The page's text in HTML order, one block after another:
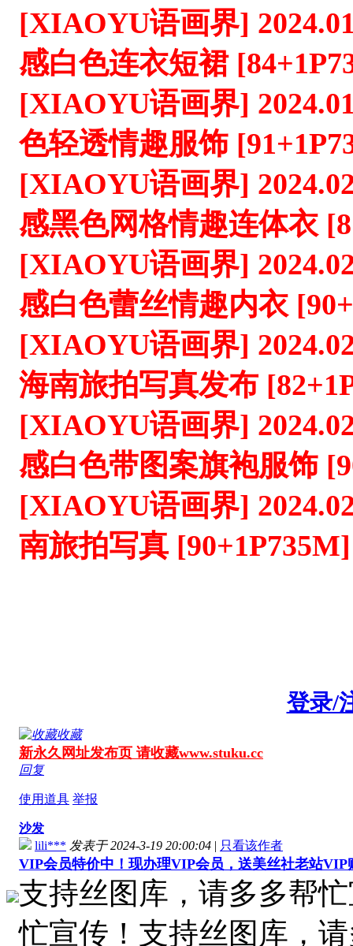
[XIAOYU语画界]
感白色连衣短裙
[XIAOYU语画界]
色轻透情趣服饰
[XIAOYU语画界]
感黑色网格情趣连体衣
[XIAOYU语画界]
感白色蕾丝情趣内衣
[XIAOYU语画界]
海南旅拍写真发布
[XIAOYU语画界]
感白色带图案旗袍服饰
[XIAOYU语画界]
南旅拍写真 [90+1P735M]
登录/
收藏
新永久网址发布页 请收藏www.stuku.cc
回复
使用道具 举报
沙发
lili*** 发表于 2024-3-19 20:00:04 | 只看该作者
VIP会员特价中！现办理VIP会员，送美丝社老站VIP
支持丝图库，请多多帮
忙宣传！支持丝图库，